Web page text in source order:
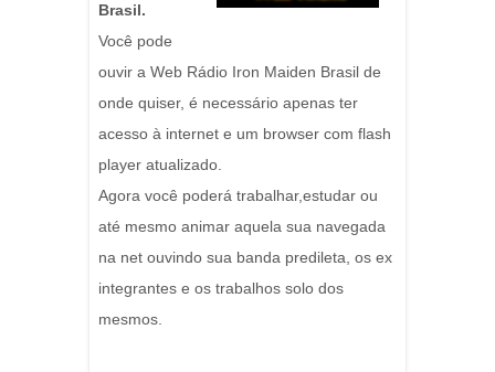
Brasil.
Você pode
ouvir a Web Rádio Iron Maiden Brasil de
onde quiser, é necessário apenas ter
acesso à internet e um browser com flash
player atualizado.
Agora você poderá trabalhar,estudar ou
até mesmo animar aquela sua navegada
na net ouvindo sua banda predileta, os ex
integrantes e os trabalhos solo dos
mesmos.